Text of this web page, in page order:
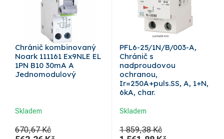
Chránič kombinovaný
Noark 111161 Ex9NLE EL
1PN B10 30mA A
Jednomodulový
Skladem
670,67 Kč
PFL6-25/1N/B/003-A,
Chránič s
nadproudovou
ochranou,
Ir=250A+puls.SS, A, 1+N,
6kA, char.
Skladem
1 859,38 Kč